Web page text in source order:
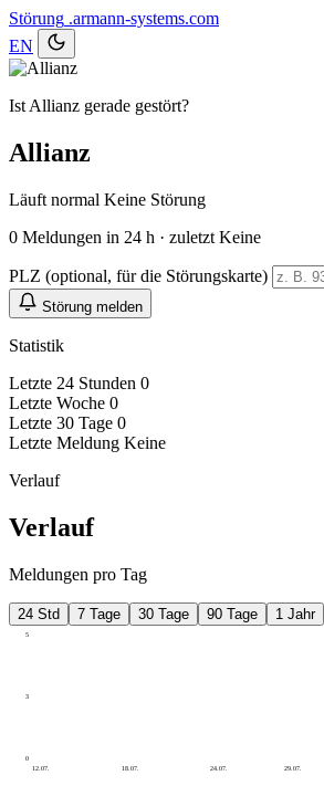
Störung .armann-systems.com
EN
Ist Allianz gerade gestört?
Allianz
Läuft normal Keine Störung
0 Meldungen in 24 h · zuletzt Keine
PLZ (optional, für die Störungskarte)
Störung melden
Statistik
Letzte 24 Stunden 0
Letzte Woche 0
Letzte 30 Tage 0
Letzte Meldung Keine
Verlauf
Verlauf
Meldungen pro Tag
24 Std 7 Tage 30 Tage 90 Tage 1 Jahr
0
3
5
12.07. 18.07. 24.07. 29.07.